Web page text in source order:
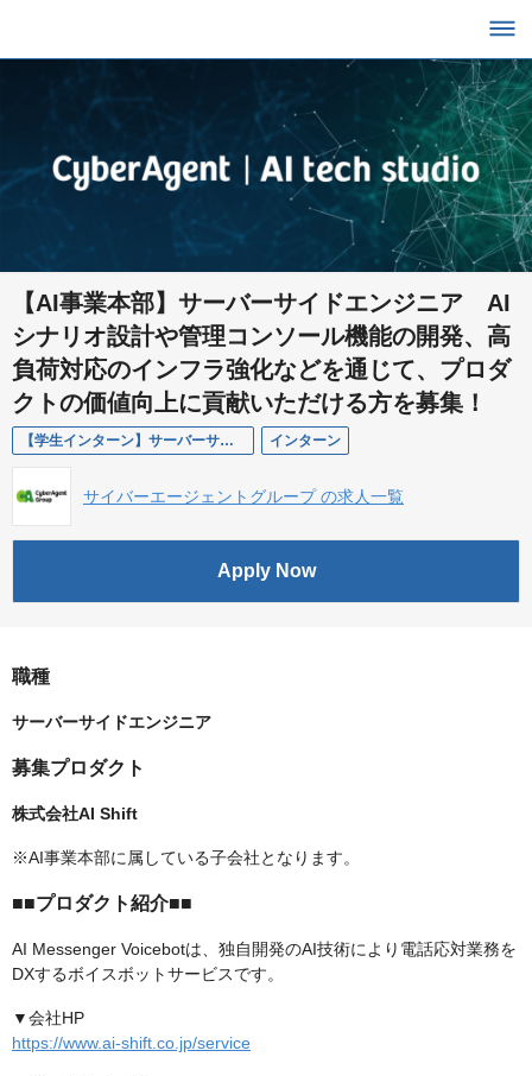
【AI事業本部】サーバーサイドエンジニア AI
シナリオ設計や管理コンソール機能の開発、高
負荷対応のインフラ強化などを通じて、プロダ
クトの価値向上に貢献いただける方を募集！
【学生インターン】サーバーサイドエンジニア（AI事業本部 AI Shift VoiceBot） インターン
サイバーエージェントグループ の求人一覧
Apply Now
職種
サーバーサイドエンジニア
募集プロダクト
株式会社AI Shift
※AI事業本部に属している子会社となります。
■■プロダクト紹介■■
AI Messenger Voicebotは、独自開発のAI技術により電話応対業務を
DXするボイスボットサービスです。
▼会社HP
https://www.ai-shift.co.jp/service